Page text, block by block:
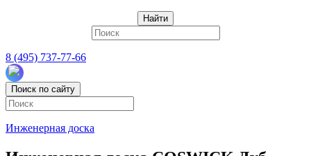
Найти
8 (495) 737-77-66
Поиск по сайту
Инженерная доска